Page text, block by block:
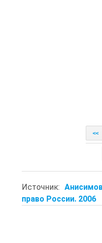
<<
Источник:
право России. 2006